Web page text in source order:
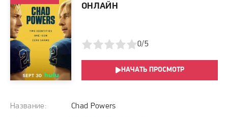
ОНЛАЙН
Название:
Chad Powers
1 3 4 0/5
НАЧАТЬ ПРОСМОТР